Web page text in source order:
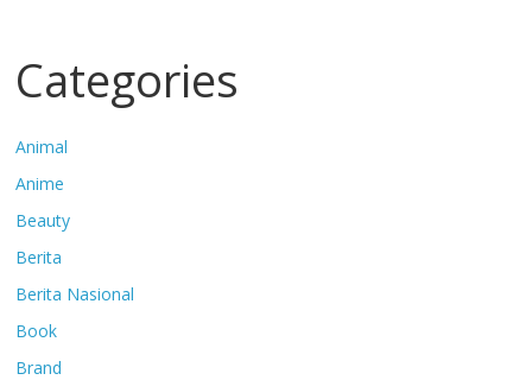
Categories
Animal
Anime
Beauty
Berita
Berita Nasional
Book
Brand